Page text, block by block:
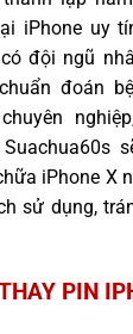
iPhone uy
đội ngũ
đoán
iPhone X
sử dụng,
PIN